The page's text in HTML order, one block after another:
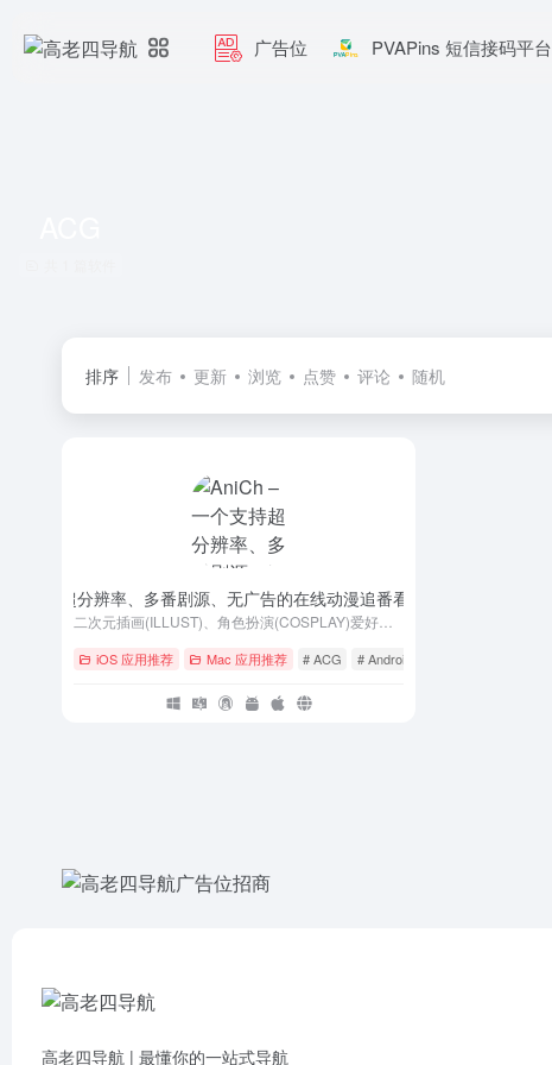
广告位 PVAPins 短信接码平台
排序 发布 更新 浏览 点赞 评论 随机
个支持超分辨率、多番剧源、无广告的在线动漫追番看图弹幕 APP
iOS 应用推荐 Mac 应用推荐 # ACG # Android
高老四导航 | 最懂你的一站式导航